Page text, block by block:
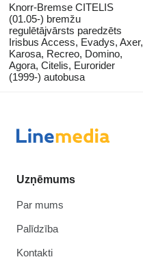
Knorr-Bremse CITELIS
(01.05-) bremžu
regulētājvārsts paredzēts
Irisbus Access, Evadys, Axer,
Karosa, Recreo, Domino,
Agora, Citelis, Eurorider
(1999-) autobusa
Uzņēmums
Par mums
Palīdzība
Kontakti